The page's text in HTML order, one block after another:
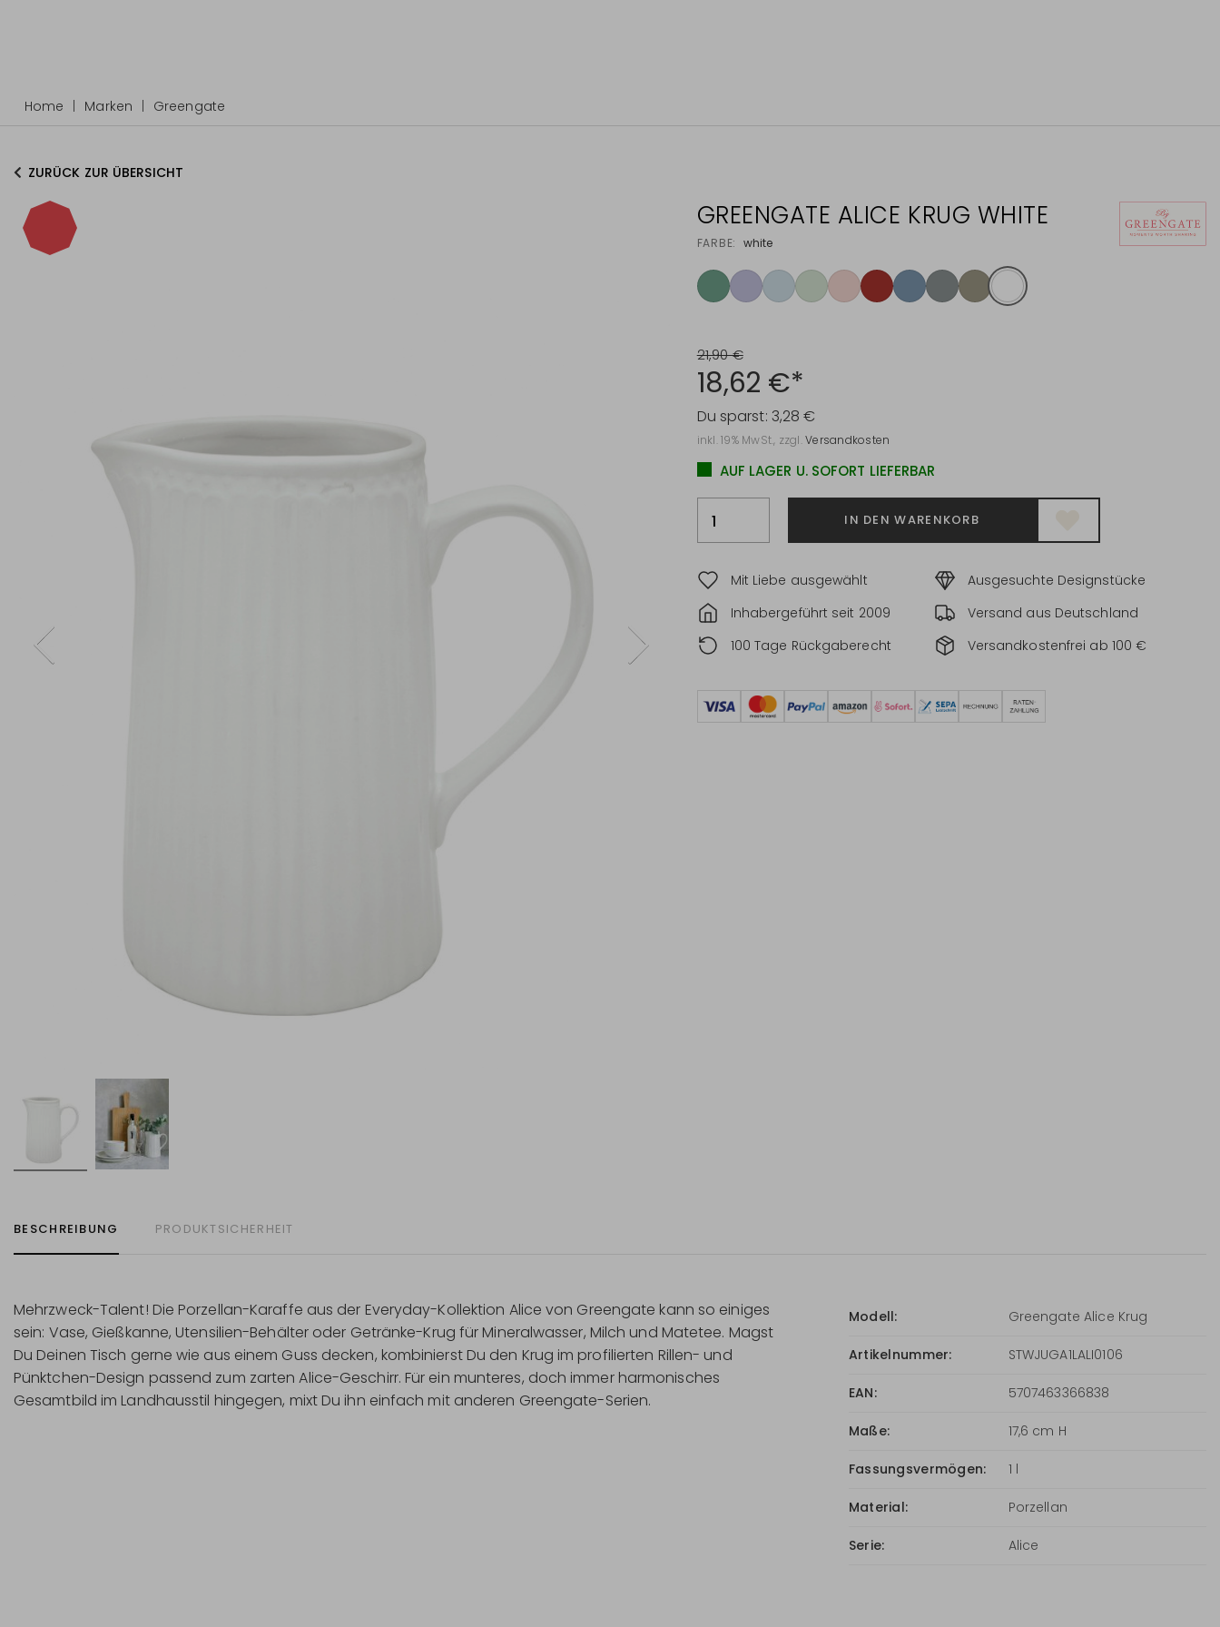
Home Marken Greengate
ZURÜCK ZUR ÜBERSICHT
GREENGATE ALICE KRUG WHITE
FARBE: white
21,90 €
18,62 €*
Du sparst: 3,28 €
inkl. 19% MwSt., zzgl.Versandkosten
AUF LAGER U. SOFORT LIEFERBAR
IN DEN WARENKORB
Mit Liebe ausgewählt
Ausgesuchte Designstücke
Inhabergeführt seit 2009
Versand aus Deutschland
100 Tage Rückgaberecht
Versandkostenfrei ab 100 €
BESCHREIBUNG PRODUKTSICHERHEIT
Mehrzweck-Talent! Die Porzellan-Karaffe aus der Everyday-Kollektion Alice von Greengate kann so einiges
sein: Vase, Gießkanne, Utensilien-Behälter oder Getränke-Krug für Mineralwasser, Milch und Matetee. Magst
Du Deinen Tisch gerne wie aus einem Guss decken, kombinierst Du den Krug im profilierten Rillen- und
Pünktchen-Design passend zum zarten Alice-Geschirr. Für ein munteres, doch immer harmonisches
Gesamtbild im Landhausstil hingegen, mixt Du ihn einfach mit anderen Greengate-Serien.
Modell: Greengate Alice Krug
Artikelnummer: STWJUGA1LALI0106
EAN: 5707463366838
Maße: 17,6 cm H
Fassungsvermögen: 1 l
Material: Porzellan
Serie: Alice